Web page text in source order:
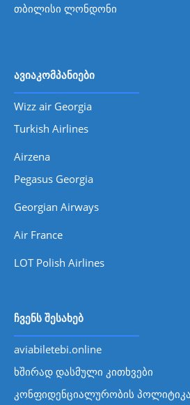
თბილისი ლონდონი
ავიაკომპანიები
Wizz air Georgia
Turkish Airlines
Airzena
Pegasus Georgia
Georgian Airways
Air France
LOT Polish Airlines
ჩვენს შესახებ
aviabiletebi.online
ხშირად დასმული კითხვები
კონფიდენციალურობის პოლიტიკა